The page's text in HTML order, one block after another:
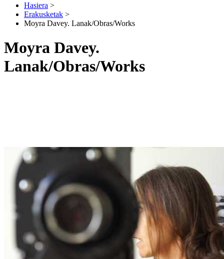
Hasiera >
Erakusketak >
Moyra Davey. Lanak/Obras/Works
Moyra Davey.
Lanak/Obras/Works